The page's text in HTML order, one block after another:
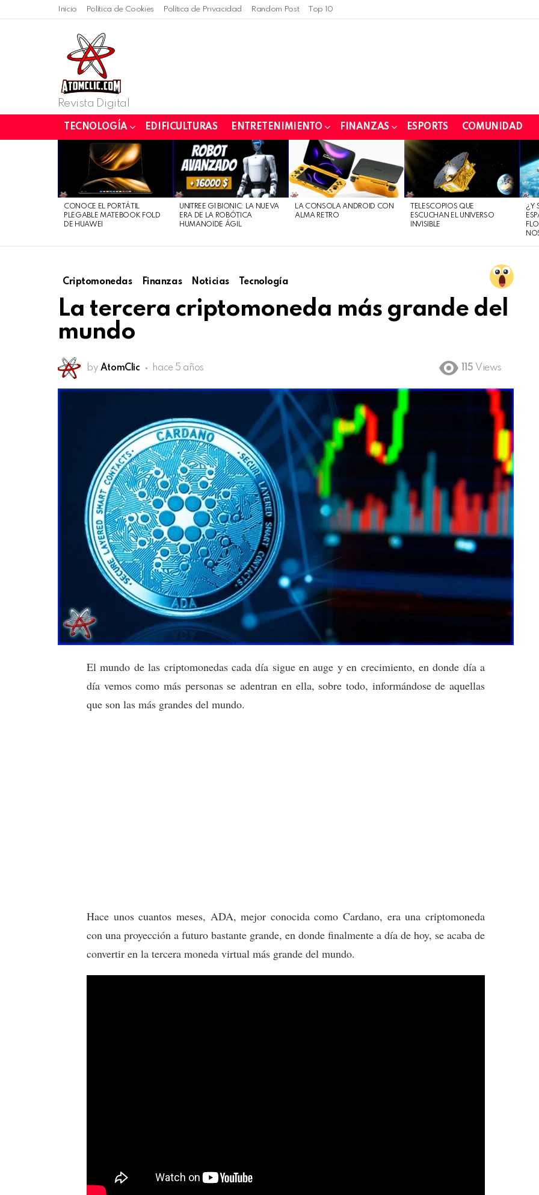
Inicio Política de Cookies Política de Privacidad Random Post Top 10
Revista Digital
TECNOLOGÍA EDIFICULTURAS ENTRETENIMIENTO FINANZAS ESPORTS COMUNIDAD
STORIES
CONOCE EL PORTÁTIL
PLEGABLE MATEBOOK FOLD
DE HUAWEI
UNITREE G1 BIONIC: LA NUEVA
ERA DE LA ROBÓTICA
HUMANOIDE ÁGIL
LA CONSOLA ANDROID CON
ALMA RETRO
TELESCOPIOS QUE
ESCUCHAN EL UNIVERSO
INVISIBLE
¿Y
Criptomonedas Finanzas Noticias Tecnología
La tercera criptomoneda más grande del
mundo
by AtomClic hace 5 años 115 Views
El mundo de las criptomonedas cada día sigue en auge y en crecimiento, en donde día a
día vemos como más personas se adentran en ella, sobre todo, informándose de aquellas
que son las más grandes del mundo.
Hace unos cuantos meses, ADA, mejor conocida como Cardano, era una criptomoneda
con una proyección a futuro bastante grande, en donde finalmente a día de hoy, se acaba de
convertir en la tercera moneda virtual más grande del mundo.